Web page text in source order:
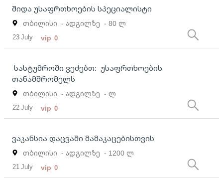
შიდა უსაფრთხოების სპეციალისტი
თბილისი - ადგილზე - 80 ლ
23 July vip 0
სასტუმროში ვეძებთ: უსაფრთხოების
თანამშრომელს
თბილისი - ადგილზე - ლ
22 July vip 0
ვაკანსია დაცვაში მამაკაცებისთვის
თბილისი - ადგილზე - 1200 ლ
21 July vip 0